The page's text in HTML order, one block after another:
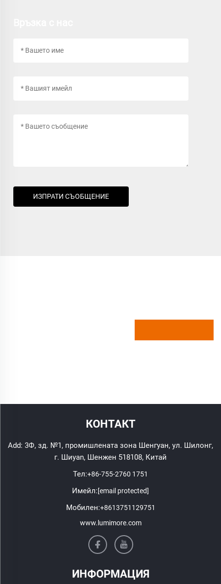
ИЗПРАТИ СЪОБЩЕНИЕ
КОНТАКТ
Add: 3Ф, зд. №1, промишлената зона Шенгуан, ул. Шилонг,
г. Шиyan, Шенжен 518108, Китай
Тел:+86-755-2760 1751
Имейл:[email protected]
Мобилен:+8613751129751
www.lumimore.com
ИНФОРМАЦИЯ